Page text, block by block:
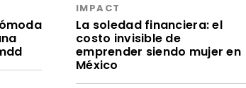
IMPACT
La soledad financiera: el
costo invisible de
emprender siendo mujer en
México